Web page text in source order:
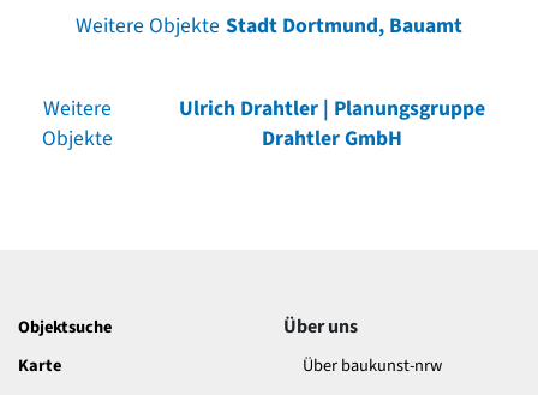
Weitere Objekte Stadt Dortmund, Bauamt
Weitere
Objekte
Ulrich Drahtler | Planungsgruppe
Drahtler GmbH
Objektsuche
Karte
Über uns
Über baukunst-nrw